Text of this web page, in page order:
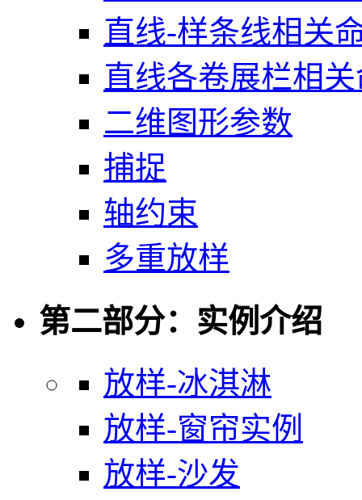
直线-样条线相关
直线各卷展栏相
二维图形参数
捕捉
轴约束
多重放样
第二部分：实例介绍
放样-冰淇淋
放样-窗帘实例
放样-沙发